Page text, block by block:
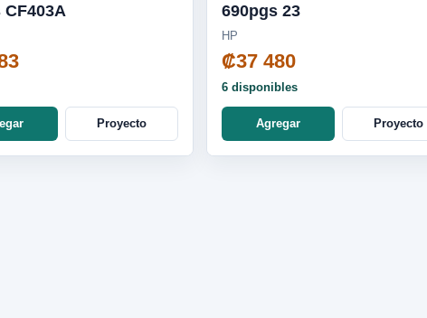
Proyecto
690pgs 23
HP
₡37 480
6 disponibles
Agregar Proyecto